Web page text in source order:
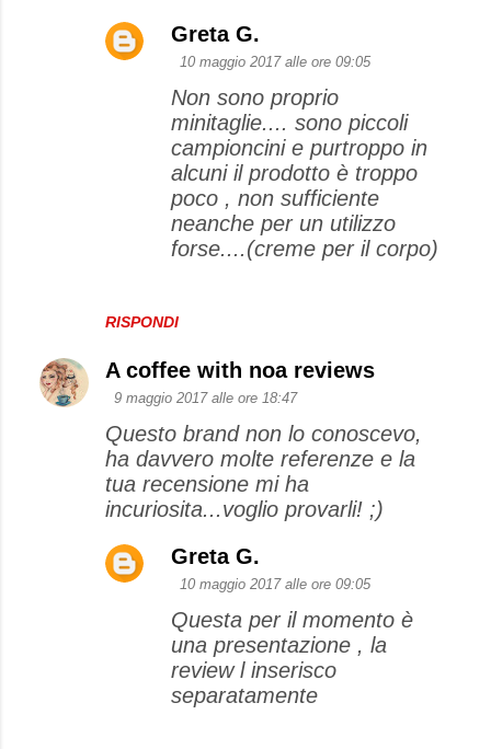
RISPONDI
Greta G.
10 maggio 2017 alle ore 09:05
Non sono proprio
minitaglie.... sono piccoli
campioncini e purtroppo in
alcuni il prodotto è troppo
poco , non sufficiente
neanche per un utilizzo
forse....(creme per il corpo)
A coffee with noa reviews
9 maggio 2017 alle ore 18:47
Questo brand non lo conoscevo,
ha davvero molte referenze e la
tua recensione mi ha
incuriosita...voglio provarli! ;)
Greta G.
10 maggio 2017 alle ore 09:05
Questa per il momento è
una presentazione , la
review l inserisco
separatamente